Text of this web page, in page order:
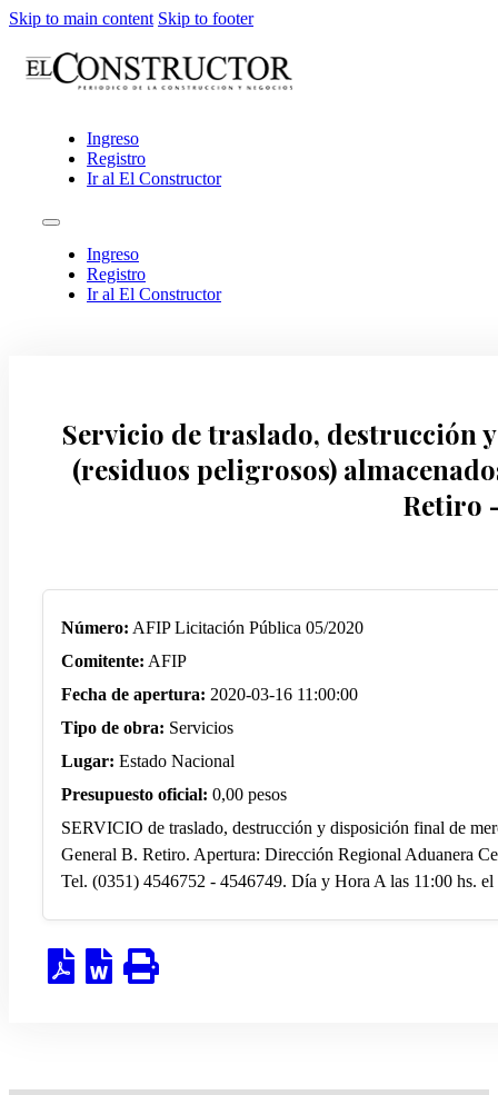
Skip to main content Skip to footer
Ingreso
Registro
Ir al El Constructor
Ingreso
Registro
Ir al El Constructor
Servicio de traslado, destrucción
(residuos peligrosos)
Retiro
Número: AFIP Licitación Pública 05/2020
Comitente: AFIP
Fecha de apertura: 2020-03-16 11:00:00
Tipo de obra: Servicios
Lugar: Estado Nacional
Presupuesto oficial: 0,00 pesos
SERVICIO de traslado, destrucción y disposición final de
General B. Retiro. Apertura: Dirección Regional Aduanera
Tel. (0351) 4546752 - 4546749. Día y Hora A las 11:00 hs.